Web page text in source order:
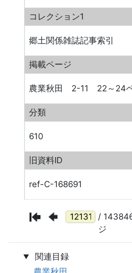
コレクション1
郷土関係雑誌記事索引
掲載ページ
農業秋田 2-11 22～24
分類
610
旧資料ID
ref-C-168691
/
ジ
関連目録